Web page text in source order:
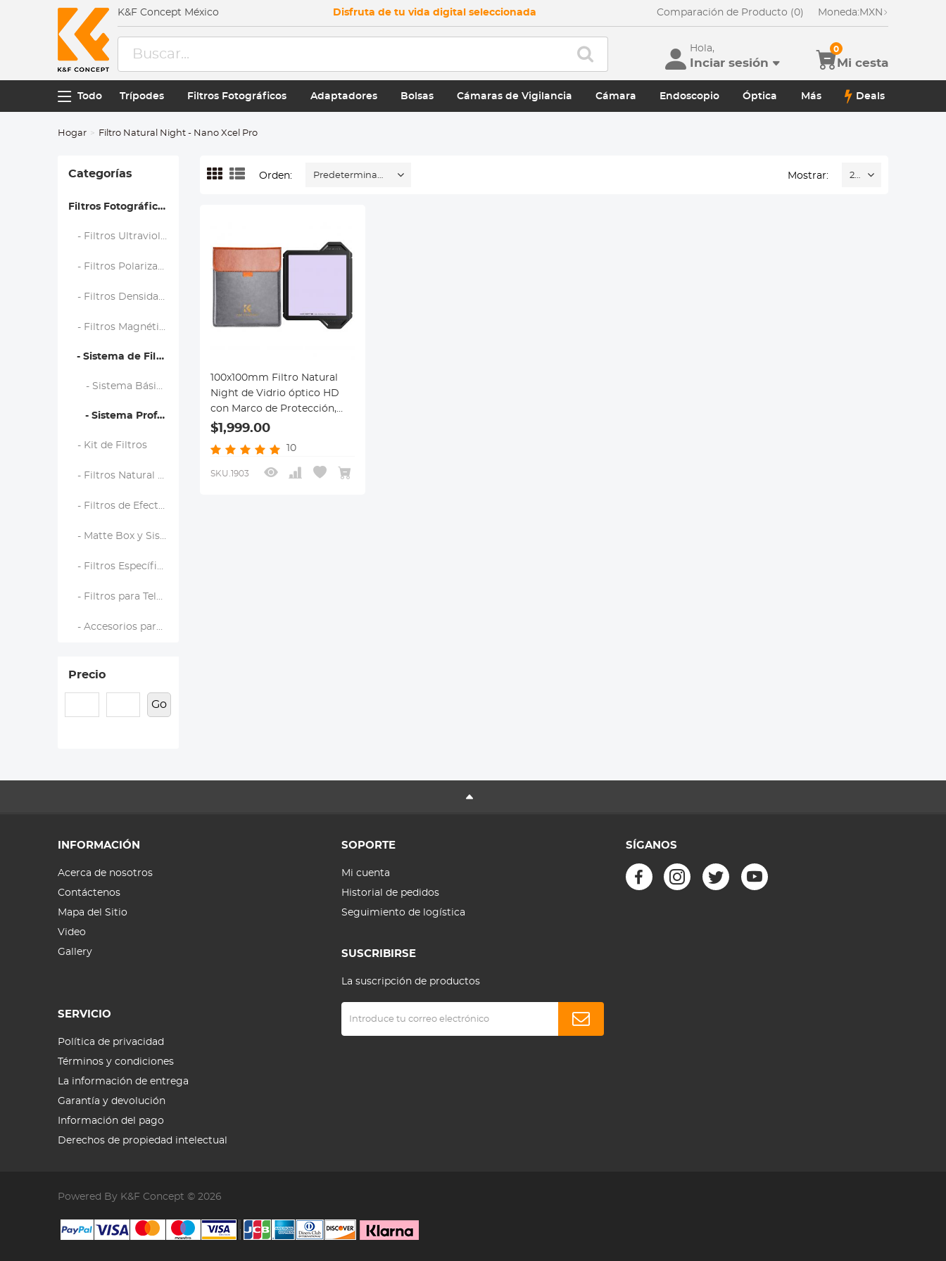
K&F Concept México Disfruta de tu vida digital seleccionada Comparación de Producto (0) Moneda: MXN
Hola,
Inciar sesión Mi cesta
0
Todo Trípodes Filtros Fotográficos Adaptadores Bolsas Cámaras de Vigilancia Cámara Endoscopio Óptica Más Deals
Hogar Filtro Natural Night - Nano Xcel Pro
Categorías
Filtros Fotográficos
- Filtros Ultravioleta (UV)
- Filtros Polarizadores (CPL)
- Filtros Densidad Neutra (ND)
- Filtros Magnéticos
- Sistema de Filtro Cuadrado
- Sistema Básico
- Sistema Profesional
- Kit de Filtros
- Filtros Natural Night
- Filtros de Efectos
- Matte Box y Sistemas de Filtrado
- Filtros Específicos de Marca
- Filtros para Teléfono
- Accesorios para Filtros
Precio
Go
Orden: Predeterminado Mostrar: 20
100x100mm Filtro Natural
Night de Vidrio óptico HD
con Marco de Protección,
Serie Nano-X Pro
$1,999.00
10
SKU.1903
INFORMACIÓN
Acerca de nosotros
Contáctenos
Mapa del Sitio
Video
Gallery
SERVICIO
Política de privacidad
Términos y condiciones
La información de entrega
Garantía y devolución
Información del pago
Derechos de propiedad intelectual
SOPORTE
Mi cuenta
Historial de pedidos
Seguimiento de logística
SUSCRIBIRSE
La suscripción de productos
SÍGANOS
Powered By K&F Concept © 2026